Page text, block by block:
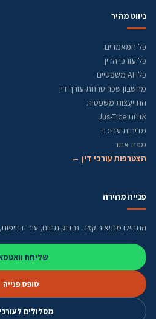
ניווט מהיר
כל המאמרים
כל עורכי הדין
כלי AI משפטיים
מחשבון שכר טרחת עורך דין
התייעצות משפטית
אודות Jus-Tice
מדיניות עריכה
מפת אתר
הצטרפות עורכי דין ←
פנייה מהירה
התחילו מתיאור קצר. נבדוק תחום, עיר
שליחת
טופס פנייה
מסלולים